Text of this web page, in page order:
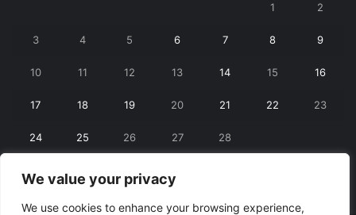
We value your privacy
We use cookies to enhance your browsing experience,
1 2
3 4 5 6 7 8 9
10 11 12 13 14 15 16
17 18 19 20 21 22 23
24 25 26 27 28
« ian. mart. »